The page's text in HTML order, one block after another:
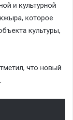
и культурной
которое
культуры,
что новый